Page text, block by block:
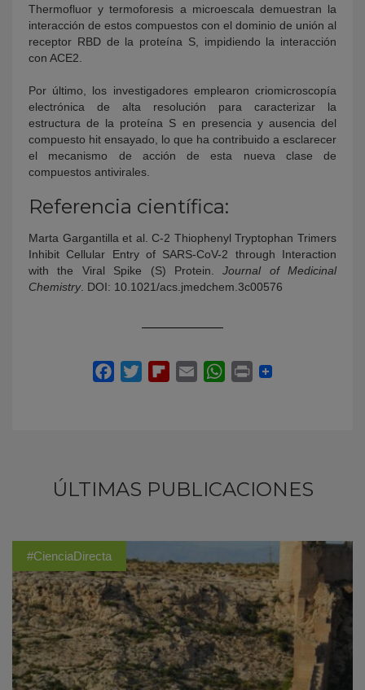
Thermofluor y termoforesis a microescala demuestran la
interacción de estos compuestos con el dominio de unión al
receptor RBD de la proteína S, impidiendo la interacción
con ACE2.
Por último, los investigadores emplearon criomicroscopía
electrónica de alta resolución para caracterizar la
estructura de la proteína S en presencia y ausencia del
compuesto hit ensayado, lo que ha contribuido a esclarecer
el mecanismo de acción de esta nueva clase de
compuestos antivirales.
Referencia científica:
Marta Gargantilla et al. C-2 Thiophenyl Tryptophan Trimers
Inhibit Cellular Entry of SARS-CoV-2 through Interaction
with the Viral Spike (S) Protein.Journal of Medicinal
Chemistry. DOI: 10.1021/acs.jmedchem.3c00576
ÚLTIMAS PUBLICACIONES
#CienciaDirecta